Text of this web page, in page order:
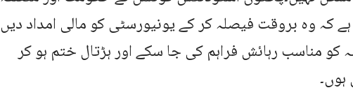
ہے کہ وہ بروقت فیصلہ کر کے یونیورسٹی کو مالی امداد دیں
کو مناسب رہائش فراہم کی جا سکے اور ہڑتال ختم ہو کر